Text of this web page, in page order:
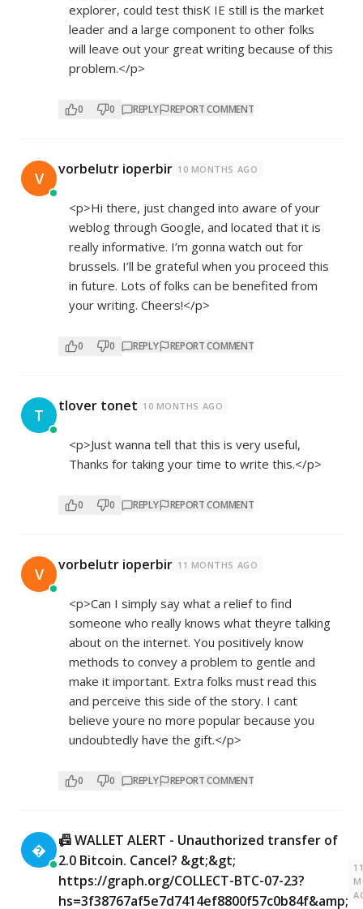
explorer, could test thisK IE still is the market
leader and a large component to other folks
will leave out your great writing because of this
problem.</p>
0 0 REPLY REPORT COMMENT
V vorbelutr ioperbir 10 MONTHS AGO
<p>Hi there, just changed into aware of your
weblog through Google, and located that it is
really informative. I’m gonna watch out for
brussels. I’ll be grateful when you proceed this
in future. Lots of folks can be benefited from
your writing. Cheers!</p>
0 0 REPLY REPORT COMMENT
T tlover tonet 10 MONTHS AGO
<p>Just wanna tell that this is very useful,
Thanks for taking your time to write this.</p>
0 0 REPLY REPORT COMMENT
V vorbelutr ioperbir 11 MONTHS AGO
<p>Can I simply say what a relief to find
someone who really knows what theyre talking
about on the internet. You positively know
methods to convey a problem to gentle and
make it important. Extra folks must read this
and perceive this side of the story. I cant
believe youre no more popular because you
undoubtedly have the gift.</p>
0 0 REPLY REPORT COMMENT

📠 WALLET ALERT - Unauthorized transfer of
2.0 Bitcoin. Cancel? &gt;&gt;
https://graph.org/COLLECT-BTC-07-23?
hs=3f38767af5e7d7414ef8800f57c0b84f&amp;